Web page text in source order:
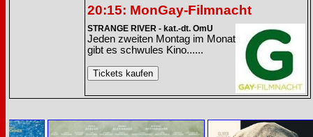
20:15: MonGay-Filmnacht
STRANGE RIVER - kat.-dt. OmU
Jeden zweiten Montag im Monat
gibt es schwules Kino......